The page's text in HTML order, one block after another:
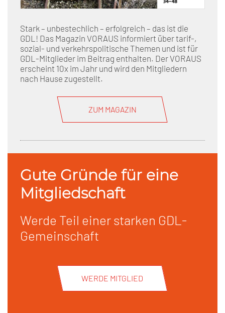
Stark – unbestechlich – erfolgreich – das ist die
GDL! Das Magazin VORAUS informiert über tarif-,
sozial- und verkehrspolitische Themen und ist für
GDL-Mitglieder im Beitrag enthalten. Der VORAUS
erscheint 10x im Jahr und wird den Mitgliedern
nach Hause zugestellt.
ZUM MAGAZIN
Gute Gründe für eine
Mitgliedschaft
Werde Teil einer starken GDL-
Gemeinschaft
WERDE MITGLIED